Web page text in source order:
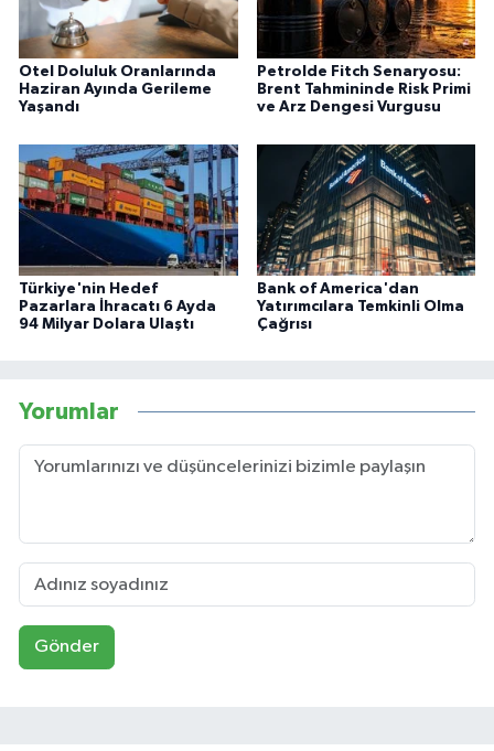
Otel Doluluk Oranlarında
Haziran Ayında Gerileme
Yaşandı
Petrolde Fitch Senaryosu:
Brent Tahmininde Risk Primi
ve Arz Dengesi Vurgusu
Türkiye'nin Hedef
Pazarlara İhracatı 6 Ayda
94 Milyar Dolara Ulaştı
Bank of America'dan
Yatırımcılara Temkinli Olma
Çağrısı
Yorumlar
Gönder